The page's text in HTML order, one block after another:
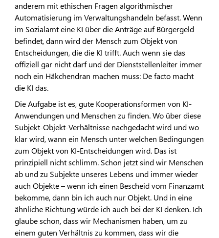
anderem mit ethischen Fragen algorithmischer
Automatisierung im Verwaltungshandeln befasst. Wenn
im Sozialamt eine KI über die Anträge auf Bürgergeld
befindet, dann wird der Mensch zum Objekt von
Entscheidungen, die die KI trifft. Auch wenn sie das
offiziell gar nicht darf und der Dienststellenleiter immer
noch ein Häkchendran machen muss: De facto macht
die KI das.
Die Aufgabe ist es, gute Kooperationsformen von KI-
Anwendungen und Menschen zu finden. Wo über diese
Subjekt-Objekt-Verhältnisse nachgedacht wird und wo
klar wird, wann ein Mensch unter welchen Bedingungen
zum Objekt von KI-Entscheidungen wird. Das ist
prinzipiell nicht schlimm. Schon jetzt sind wir Menschen
ab und zu Subjekte unseres Lebens und immer wieder
auch Objekte – wenn ich einen Bescheid vom Finanzamt
bekomme, dann bin ich auch nur Objekt. Und in eine
ähnliche Richtung würde ich auch bei der KI denken. Ich
glaube schon, dass wir Mechanismen haben, um zu
einem guten Verhältnis zu kommen, dass wir die